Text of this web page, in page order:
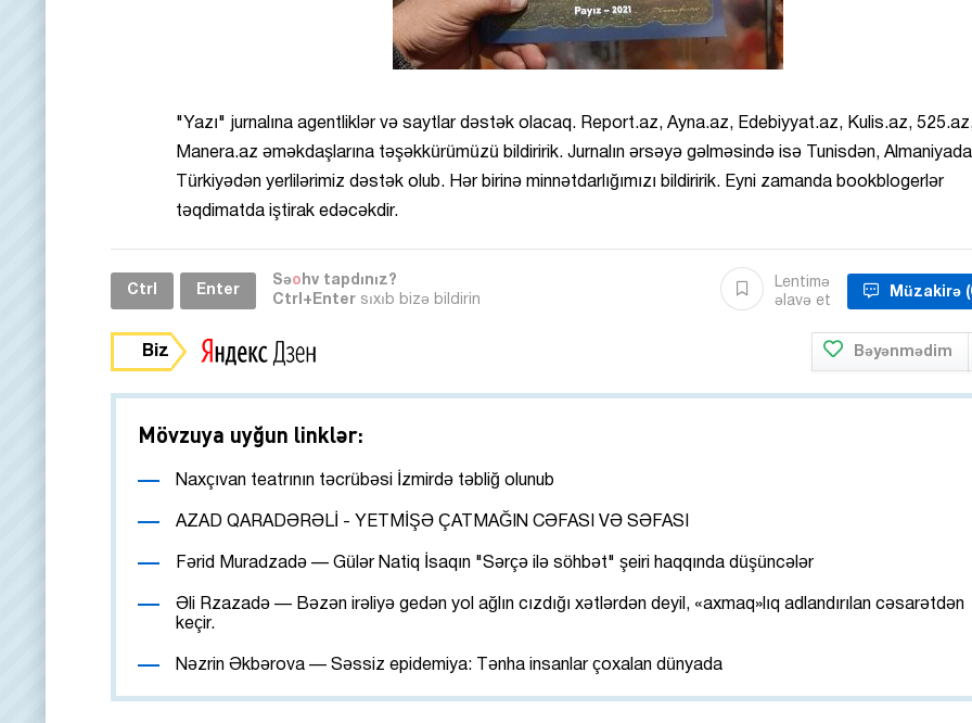
"Yazı" jurnalına agentliklər və saytlar dəstək olacaq. Report.az, Ayna.az, Edebiyyat.az, Kulis.az,
Manera.az əməkdaşlarına təşəkkürümüzü bildiririk. Jurnalın ərsəyə gəlməsində isə Tunisdən,
Türkiyədən yerlilərimiz dəstək olub. Hər birinə minnətdarlığımızı bildiririk. Eyni zamanda bookblogerlər
təqdimatda iştirak edəcəkdir.
Ctrl Enter
Səo hv tapdınız?
Ctrl+Enter sıxıb bizə bildirin
Lentimə
əlavə et
Müzakirə
Biz Bəyənmədim
Mövzuya uyğun linklər:
Naxçıvan teatrının təcrübəsi İzmirdə təbliğ olunub
AZAD QARADƏRƏLİ - YETMİŞƏ ÇATMAĞIN CƏFASI VƏ SƏFASI
Fərid Muradzadə — Gülər Natiq İsaqın "Sərçə ilə söhbət" şeiri haqqında düşüncələr
Əli Rzazadə — Bəzən irəliyə gedən yol ağlın cızdığı xətlərdən deyil, «axmaq»lıq adlandırılan cəsarətdən
keçir.
Nəzrin Əkbərova — Səssiz epidemiya: Tənha insanlar çoxalan dünyada